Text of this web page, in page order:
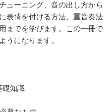
ューニング、音の出し方から
表情を付ける方法、重音奏法
までを学びます。この一冊で
うになります。
知識